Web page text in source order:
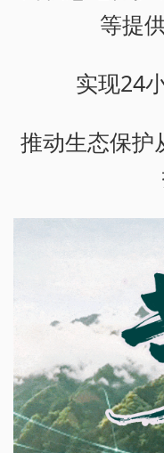
等提
实现24
推动生态保护